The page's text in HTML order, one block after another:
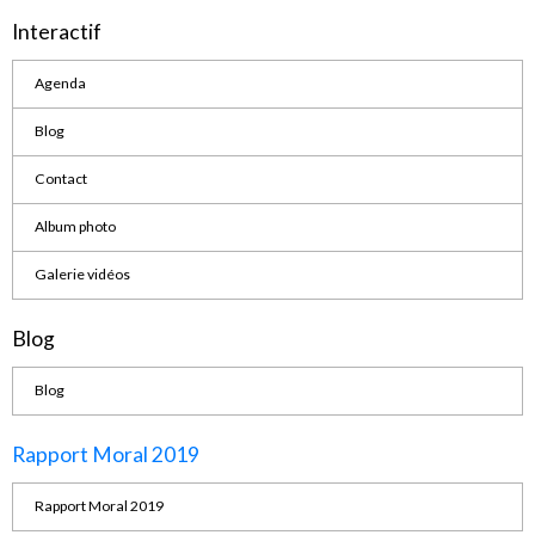
Interactif
Agenda
Blog
Contact
Album photo
Galerie vidéos
Blog
Blog
Rapport Moral 2019
Rapport Moral 2019